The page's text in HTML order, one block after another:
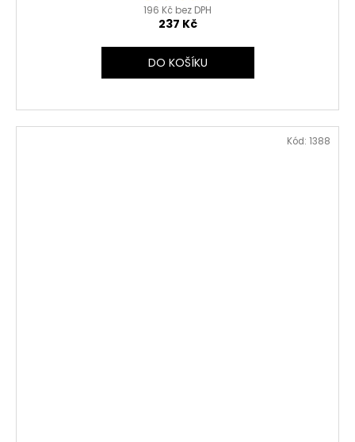
196 Kč bez DPH
237 Kč
DO KOŠÍKU
Kód: 1388